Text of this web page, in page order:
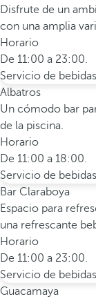
Disfrute de un
con una amplia
Horario
De 11:00 a 23:00.
Servicio de
Albatros
Un cómodo bar
de la piscina.
Horario
De 11:00 a 18:00.
Servicio de
Bar Claraboya
Espacio para
una refrescante
Horario
De 11:00 a 23:00.
Servicio de
Guacamaya